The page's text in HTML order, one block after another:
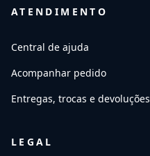
ATENDIMENTO
Central de ajuda
Acompanhar pedido
Entregas, trocas e devoluções
LEGAL